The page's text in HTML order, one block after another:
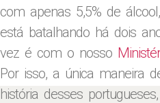
com apenas 5,5% de
está batalhando há dois
vez é com o nosso
Por isso, a única maneira
história desses